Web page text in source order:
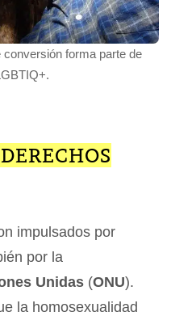
forma parte de
impulsados por
por la
Unidas (ONU).
la homosexualidad